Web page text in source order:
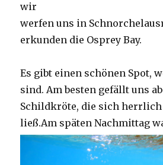
wir
werfen uns in
erkunden die Osprey Bay.
Es gibt einen schönen Spot,
sind. Am besten gefällt uns
Schildkröte, die sich
ließ.Am späten Nachmittag